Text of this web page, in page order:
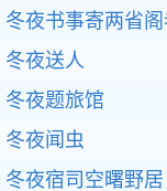
冬夜书事寄两省阁
冬夜送人
冬夜题旅馆
冬夜闻虫
冬夜宿司空曙野